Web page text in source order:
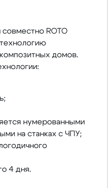
ROTO
домов.
нумерованными
на станках с ЧПУ;
4 дня.